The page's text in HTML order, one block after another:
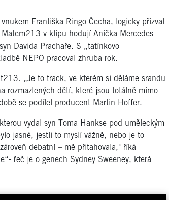
Františka Ringo Čecha, logicky přizval
v klipu hodují Anička Mercedes
Davida Prachaře. S „tatínkovo
NEPO pracoval zhruba rok.
„Je to track, ve kterém si děláme srandu
rozmazlených dětí, které jsou totálně mimo
se podílel producent Martin Hoffer.
vydal syn Toma Hankse pod uměleckým
jasné, jestli to myslí vážně, nebo je to
debatní – mě přitahovala," říká
řeč je o genech Sydney Sweeney, která